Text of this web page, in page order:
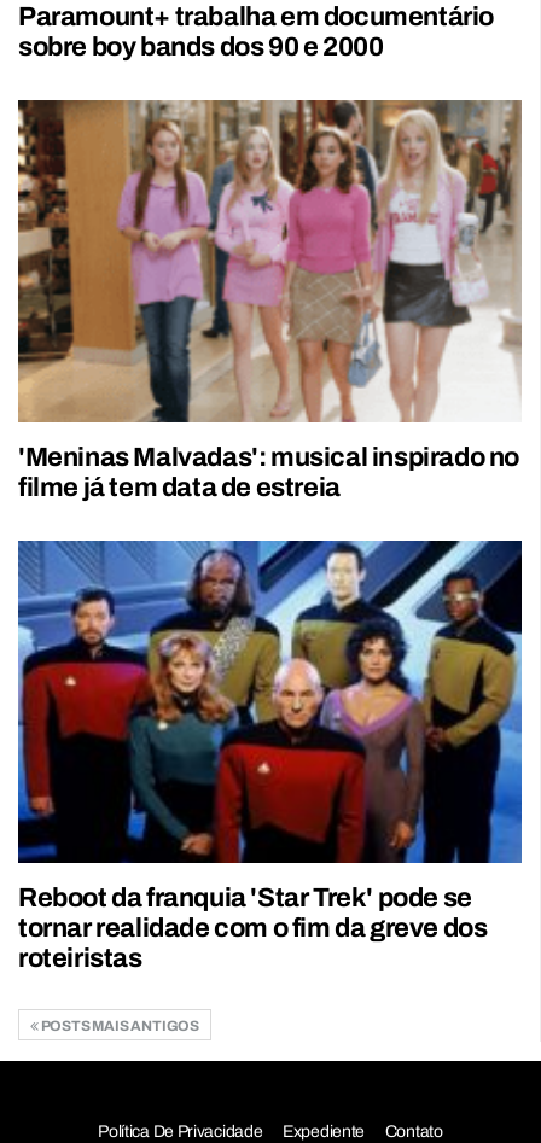
Paramount+ trabalha em documentário
sobre boy bands dos 90 e 2000
'Meninas Malvadas': musical inspirado no
filme já tem data de estreia
Reboot da franquia 'Star Trek' pode se
tornar realidade com o fim da greve dos
roteiristas
POSTS MAIS ANTIGOS
Política De Privacidade Expediente Contato